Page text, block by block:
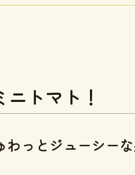
トマト！
っとジューシー